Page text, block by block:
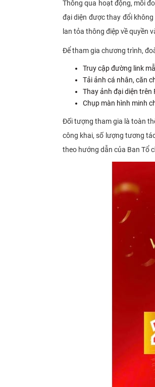
Thông qua hoạt động, mỗi
đại diện được thay đổi
lan tỏa thông điệp về quyền
Để tham gia chương trình,
Truy cập đường link
Tải ảnh cá nhân, căn
Thay ảnh đại diện trên
Chụp màn hình minh
Đối tượng tham gia là toàn
công khai, số lượng tương
theo hướng dẫn của Ban Tổ